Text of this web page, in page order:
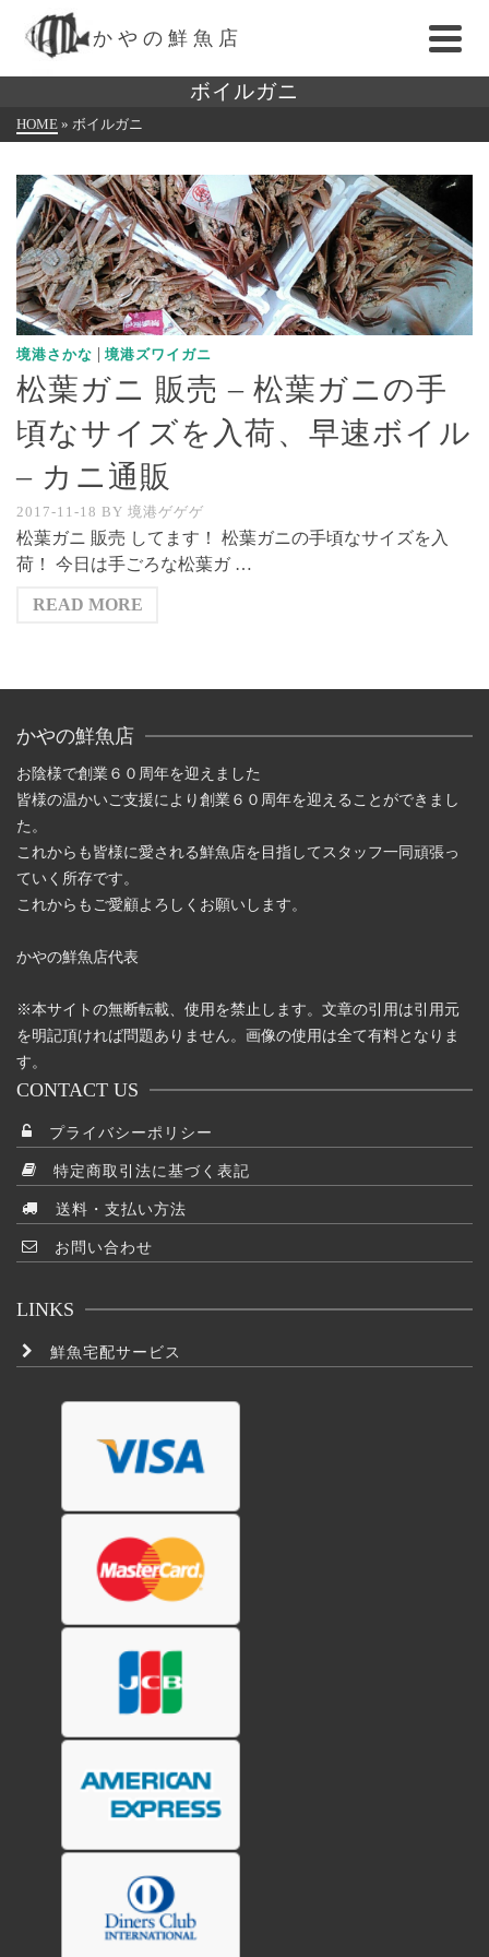
かやの鮮魚店
ボイルガニ
HOME » ボイルガニ
境港さかな | 境港ズワイガニ
松葉ガニ 販売 – 松葉ガニの手
頃なサイズを入荷、早速ボイル
– カニ通販
2017-11-18 BY 境港ゲゲゲ
松葉ガニ 販売 してます！ 松葉ガニの手頃なサイズを入
荷！ 今日は手ごろな松葉ガ …
READ MORE
かやの鮮魚店
お陰様で創業６０周年を迎えました
皆様の温かいご支援により創業６０周年を迎えることができまし
た。
これからも皆様に愛される鮮魚店を目指してスタッフ一同頑張っ
ていく所存です。
これからもご愛顧よろしくお願いします。
かやの鮮魚店代表
※本サイトの無断転載、使用を禁止します。文章の引用は引用元
を明記頂ければ問題ありません。画像の使用は全て有料となりま
す。
CONTACT US
プライバシーポリシー
特定商取引法に基づく表記
送料・支払い方法
お問い合わせ
LINKS
鮮魚宅配サービス